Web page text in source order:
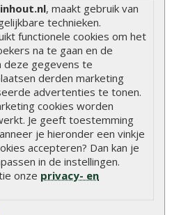
, maakt gebruik van
technieken.
functionele cookies om het
na te gaan en de
deze gegevens te
derden marketing
advertenties te tonen.
cookies worden
Je geeft toestemming
je hieronder een vinkje
accepteren? Dan kan je
in de instellingen.
onze privacy- en
Onlinetuinhout.nl
de tuin